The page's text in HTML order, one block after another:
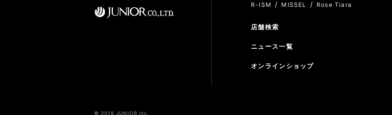
R-ISM
MISSEL Rose Tiara
店舗検索
ニュース一覧
オンラインショップ
© 2018 JUNIOR inc.